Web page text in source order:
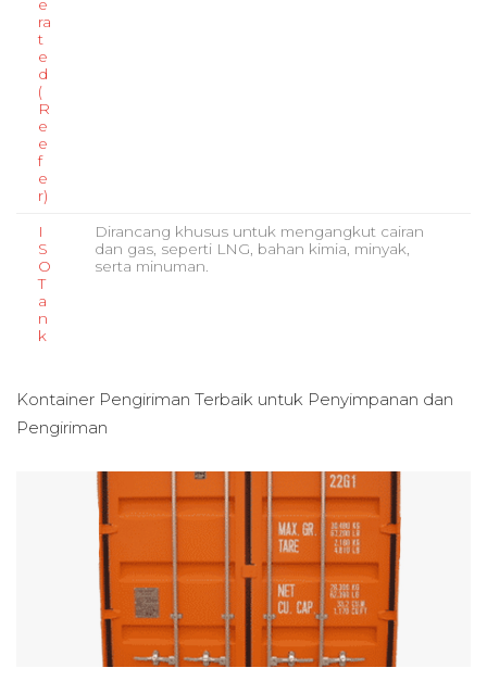
e
ra
t
e
d
(
R
e
e
f
e
r)
I
S
O
T
a
n
k
Dirancang khusus untuk mengangkut cairan
dan gas, seperti LNG, bahan kimia, minyak,
serta minuman.
Kontainer Pengiriman Terbaik untuk Penyimpanan dan
Pengiriman